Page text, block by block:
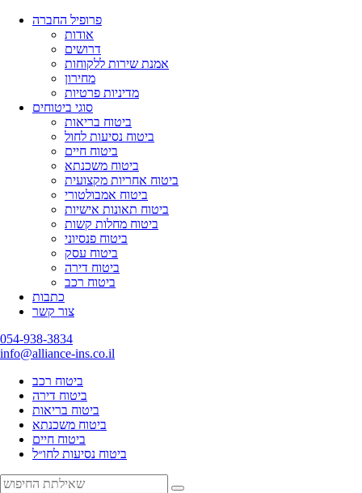
פרופיל החברה
אודות
דרושים
אמנת שירות ללקוחות
מחירון
מדיניות פרטיות
סוגי ביטוחים
ביטוח בריאות
ביטוח נסיעות לחול
ביטוח חיים
ביטוח משכנתא
ביטוח אחריות מקצועית
ביטוח אמבולטורי
ביטוח תאונות אישיות
ביטוח מחלות קשות
ביטוח פנסיוני
ביטוח עסק
ביטוח דירה
ביטוח רכב
כתבות
צור קשר
054-938-3834
info@alliance-ins.co.il
ביטוח רכב
ביטוח דירה
ביטוח בריאות
ביטוח משכנתא
ביטוח חיים
ביטוח נסיעות לחו״ל